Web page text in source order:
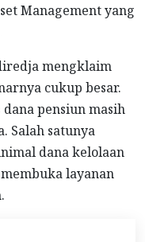
Management yang
mengklaim
cukup besar.
pensiun masih
Salah satunya
dana kelolaan
layanan